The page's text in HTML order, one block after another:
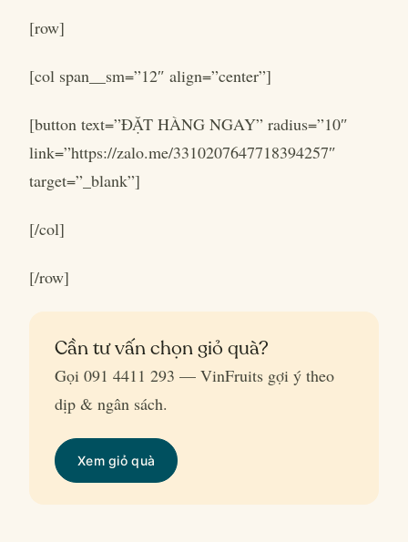
[row]
[col span__sm=”12″ align=”center”]
[button text=”ĐẶT HÀNG NGAY” radius=”10″
link=”https://zalo.me/3310207647718394257″
target=”_blank”]
[/col]
[/row]
Cần tư vấn chọn giỏ quà?
Gọi 091 4411 293 — VinFruits gợi ý theo
dịp & ngân sách.
Xem giỏ quà